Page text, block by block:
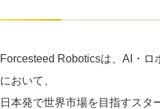
Forcesteed Roboticsは、AI・
において、
日本発で世界市場を目指すスタ